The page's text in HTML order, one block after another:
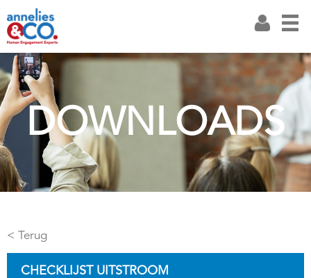
DOWNLOADS
< Terug
CHECKLIJST UITSTROOM